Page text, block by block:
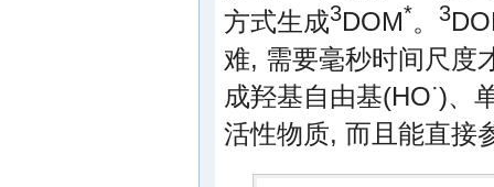
方式生成3DOM*。 3
难, 需要毫秒时间尺度
成羟基自由基(HO·)、
活性物质, 而且能直接